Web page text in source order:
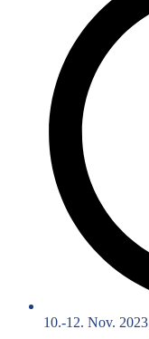
10.-12. Nov. 2023